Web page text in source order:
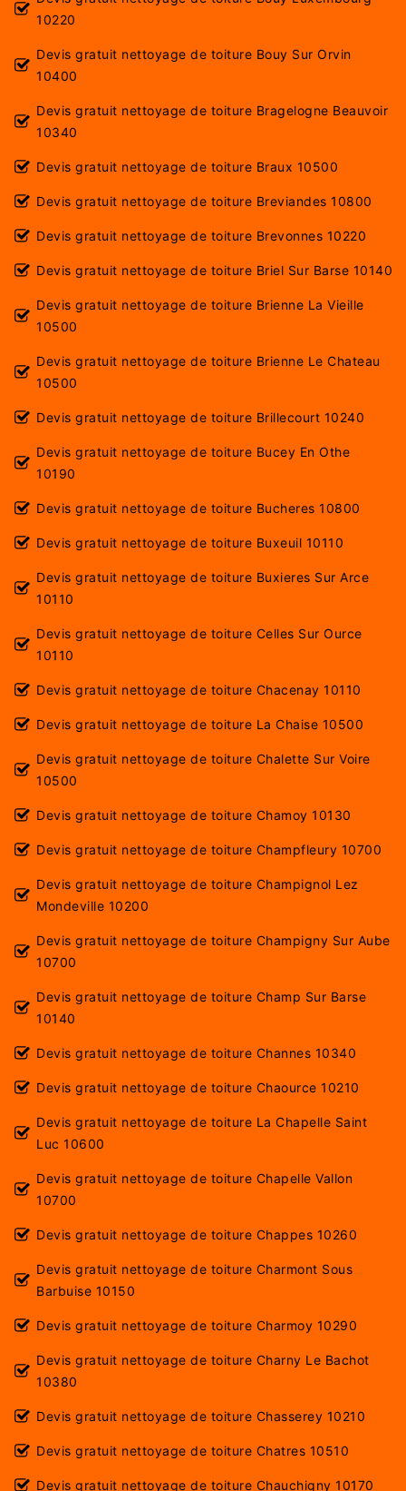
10220
Devis gratuit nettoyage de toiture Bouy Sur Orvin
10400
Devis gratuit nettoyage de toiture Bragelogne Beauvoir
10340
Devis gratuit nettoyage de toiture Braux 10500
Devis gratuit nettoyage de toiture Breviandes 10800
Devis gratuit nettoyage de toiture Brevonnes 10220
Devis gratuit nettoyage de toiture Briel Sur Barse 10140
Devis gratuit nettoyage de toiture Brienne La Vieille
10500
Devis gratuit nettoyage de toiture Brienne Le Chateau
10500
Devis gratuit nettoyage de toiture Brillecourt 10240
Devis gratuit nettoyage de toiture Bucey En Othe
10190
Devis gratuit nettoyage de toiture Bucheres 10800
Devis gratuit nettoyage de toiture Buxeuil 10110
Devis gratuit nettoyage de toiture Buxieres Sur Arce
10110
Devis gratuit nettoyage de toiture Celles Sur Ource
10110
Devis gratuit nettoyage de toiture Chacenay 10110
Devis gratuit nettoyage de toiture La Chaise 10500
Devis gratuit nettoyage de toiture Chalette Sur Voire
10500
Devis gratuit nettoyage de toiture Chamoy 10130
Devis gratuit nettoyage de toiture Champfleury 10700
Devis gratuit nettoyage de toiture Champignol Lez
Mondeville 10200
Devis gratuit nettoyage de toiture Champigny Sur Aube
10700
Devis gratuit nettoyage de toiture Champ Sur Barse
10140
Devis gratuit nettoyage de toiture Channes 10340
Devis gratuit nettoyage de toiture Chaource 10210
Devis gratuit nettoyage de toiture La Chapelle Saint
Luc 10600
Devis gratuit nettoyage de toiture Chapelle Vallon
10700
Devis gratuit nettoyage de toiture Chappes 10260
Devis gratuit nettoyage de toiture Charmont Sous
Barbuise 10150
Devis gratuit nettoyage de toiture Charmoy 10290
Devis gratuit nettoyage de toiture Charny Le Bachot
10380
Devis gratuit nettoyage de toiture Chasserey 10210
Devis gratuit nettoyage de toiture Chatres 10510
Devis gratuit nettoyage de toiture Chauchigny 10170